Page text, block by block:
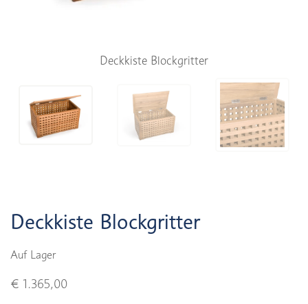
Deckkiste Blockgritter
Deckkiste Blockgritter
Auf Lager
€ 1.365,00